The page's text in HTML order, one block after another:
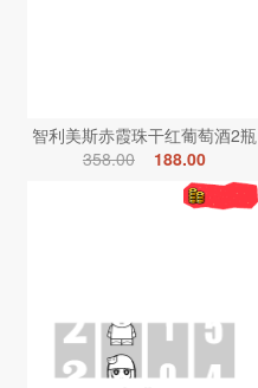
智利美斯赤霞珠干红葡萄酒2瓶
358.00
188.00